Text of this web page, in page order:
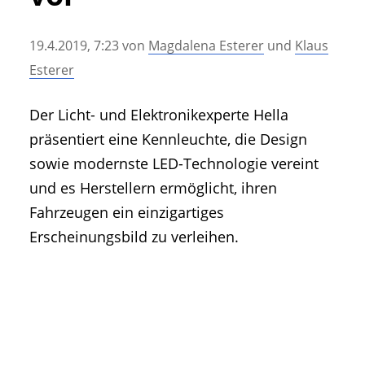
• Messen und Veranstaltungen
• Mitteilung der Redaktion
• Artikel nach Hersteller/Marke
19.4.2019, 7:23von Magdalena Esterer und Klaus
Esterer
Der Licht- und Elektronikexperte Hella
präsentiert eine Kennleuchte, die Design
sowie modernste LED-Technologie vereint
und es Herstellern ermöglicht, ihren
Fahrzeugen ein einzigartiges
Erscheinungsbild zu verleihen.